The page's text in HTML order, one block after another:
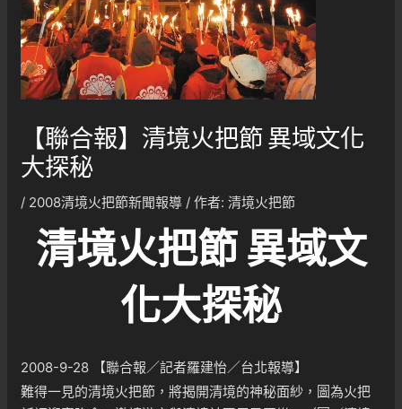
【聯合報】清境火把節 異域文化
大探秘
/ 2008清境火把節新聞報導 / 作者:清境火把節
清境火把節 異域文
化大探秘
2008-9-28 【聯合報／記者羅建怡／台北報導】
難得一見的清境火把節，將揭開清境的神秘面紗，圖為火把